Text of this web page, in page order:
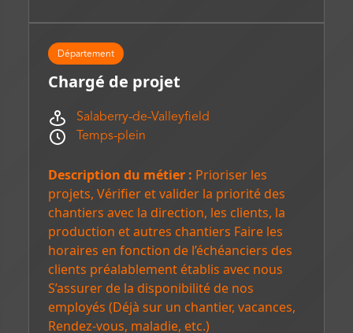
Chargé de projet
Département
Salaberry-de-Valleyfield
Temps-plein
Description du métier : Prioriser les
projets, Vérifier et valider la priorité des
chantiers avec la direction, les clients, la
production et autres chantiers Faire les
horaires en fonction de l’échéanciers des
clients préalablement établis avec nous
S’assurer de la disponibilité de nos
employés (Déjà sur un chantier, vacances,
Rendez-vous, maladie, etc.)